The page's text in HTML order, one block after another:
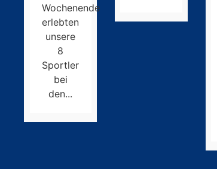
Wochenende
erlebten
unsere
8
Sportler
bei
den...